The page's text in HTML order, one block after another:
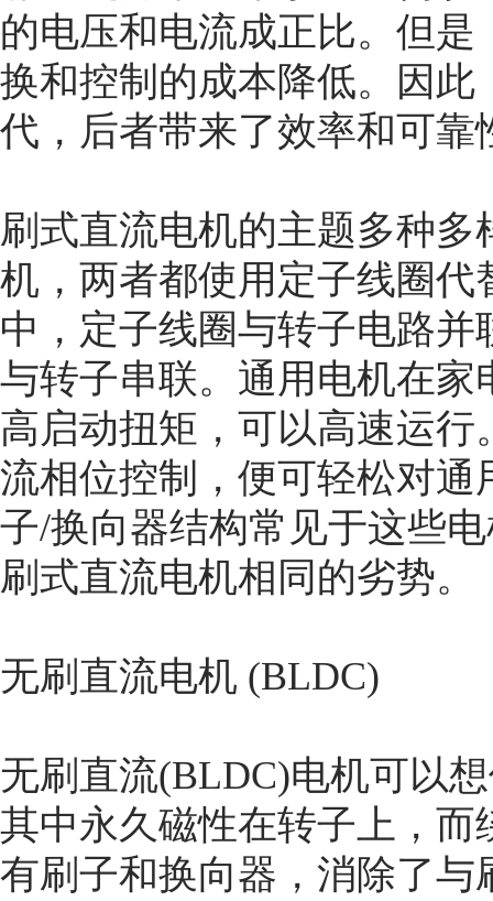
的电压和电流成正比。但
换和控制的成本降低。因
代，后者带来了效率和可靠
刷式直流电机的主题多种
机，两者都使用定子线圈
中，定子线圈与转子电路
与转子串联。通用电机在
高启动扭矩，可以高速运
流相位控制，便可轻松对
子/换向器结构常见于这些
刷式直流电机相同的劣势。
无刷直流电机 (BLDC)
无刷直流(BLDC)电机可以
其中永久磁性在转子上，
有刷子和换向器，消除了